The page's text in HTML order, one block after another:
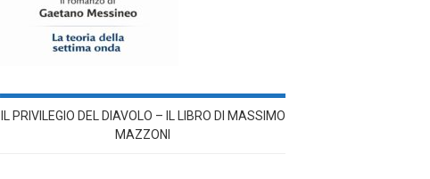
IL PRIVILEGIO DEL DIAVOLO – IL LIBRO DI MASSIMO
MAZZONI